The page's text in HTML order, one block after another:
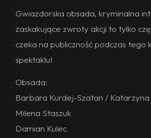
Gwiazdorska obsada, kryminalna
zaskakujące zwroty akcji to tylko
czeka na publiczność podczas tego
spektaklu!
Obsada:
Barbara Kurdej-Szatan / Katarzyna
Milena Staszuk
Damian Kulec